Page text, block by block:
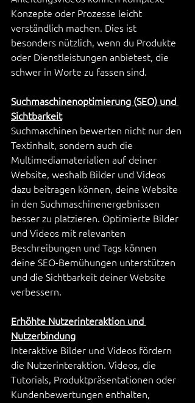
Konzepte oder Prozesse leicht
verständlich machen. Dies ist
besonders nützlich, wenn du Produkte
oder Dienstleistungen anbietest, die
schwer in Worte zu fassen sind.
Suchmaschinenoptimierung (SEO) und
Sichtbarkeit
Suchmaschinen bewerten nicht nur den
Textinhalt, sondern auch die
Multimediamaterialien auf deiner
Website, weshalb Bilder und Videos
dazu beitragen können, deine Website
in den Suchmaschinenergebnissen
besser zu platzieren. Optimierte Bilder
und Videos mit relevanten
Beschreibungen und Tags können
deine SEO-Bemühungen unterstützen
und die Sichtbarkeit deiner Website
verbessern.
Erhöhte Nutzerinteraktion und
Nutzerbindung
Interaktive Bilder und Videos fördern
die Nutzerinteraktion. Videos, die
Tutorials, Produktpräsentationen oder
Kundenbewertungen enthalten,